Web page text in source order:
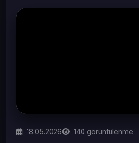
18.05.2026 140 görüntülenme